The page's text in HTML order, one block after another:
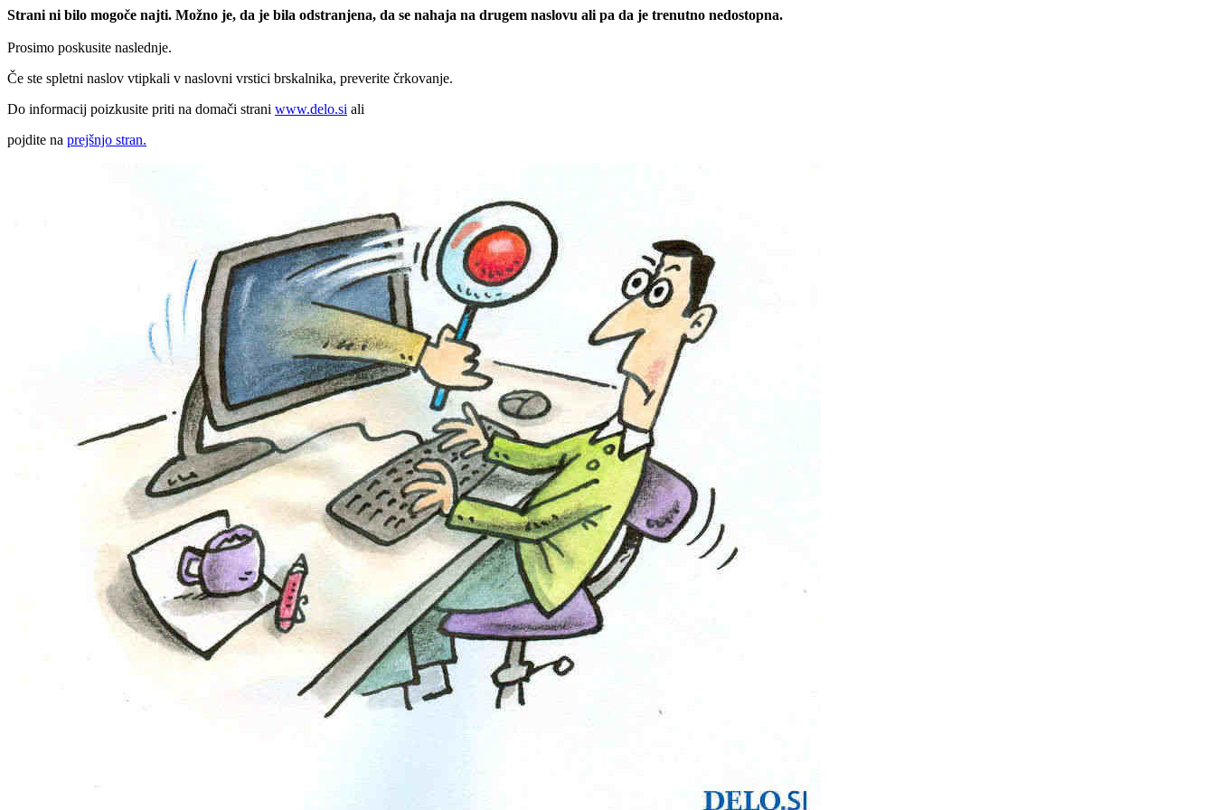
Strani ni bilo mogoče najti. Možno je, da je bila odstranjena, da se nahaja na drugem naslovu ali pa da je trenutno nedostopna.
Prosimo poskusite naslednje.
Če ste spletni naslov vtipkali v naslovni vrstici brskalnika, preverite črkovanje.
Do informacij poizkusite priti na domači strani www.delo.si ali
pojdite na prejšnjo stran.